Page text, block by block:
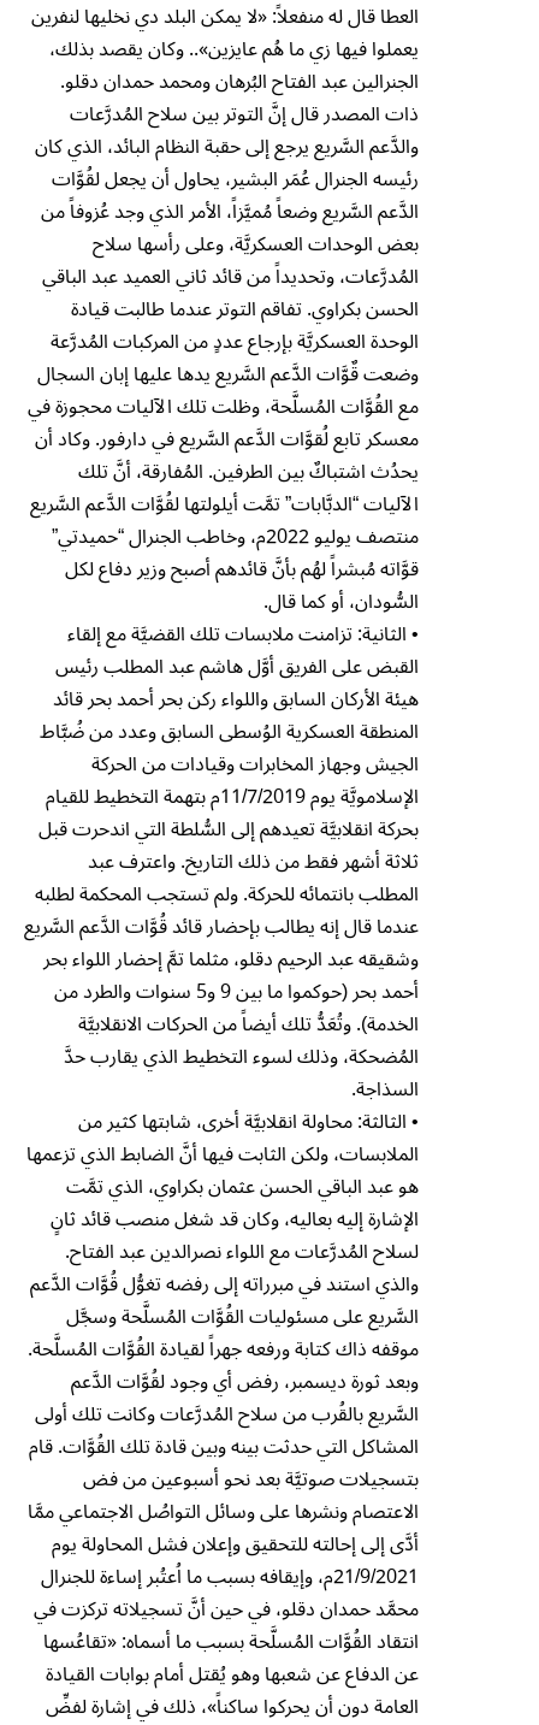
العطا قال له منفعلاً: «لا يمكن البلد دي نخليها لنفرين
يعملوا فيها زي ما هُم عايزين».. وكان يقصد بذلك،
الجنرالين عبد الفتاح البُرهان ومحمد حمدان دقلو.
ذات المصدر قال إنَّ التوتر بين سلاح المُدرَّعات
والدَّعم السَّريع يرجع إلى حقبة النظام البائد، الذي كان
رئيسه الجنرال عُمَر البشير، يحاول أن يجعل لقُوَّات
الدَّعم السَّريع وضعاً مُميَّزاً، الأمر الذي وجد عُزوفاً من
بعض الوحدات العسكريَّة، وعلى رأسها سلاح
المُدرَّعات، وتحديداً من قائد ثاني العميد عبد الباقي
الحسن بكراوي. تفاقم التوتر عندما طالبت قيادة
الوحدة العسكريَّة بإرجاع عددٍ من المركبات المُدرَّعة
وضعت قٌوَّات الدَّعم السَّريع يدها عليها إبان السجال
مع القُوَّات المُسلَّحة، وظلت تلك الآليات محجوزة في
معسكر تابع لُقوَّات الدَّعم السَّريع في دارفور. وكاد أن
يحدُث اشتباكٌ بين الطرفين. المُفارقة، أنَّ تلك
الآليات “الدبَّابات” تمَّت أيلولتها لقُوَّات الدَّعم السَّريع
منتصف يوليو 2022م، وخاطب الجنرال “حميدتي”
قوَّاته مُبشراً لهُم بأنَّ قائدهم أصبح وزير دفاع لكل
السُّودان، أو كما قال.
• الثانية: تزامنت ملابسات تلك القضيَّة مع إلقاء
القبض على الفريق أوَّل هاشم عبد المطلب رئيس
هيئة الأركان السابق واللواء ركن بحر أحمد بحر قائد
المنطقة العسكرية الوُسطى السابق وعدد من ضُبَّاط
الجيش وجهاز المخابرات وقيادات من الحركة
الإسلامويَّة يوم 11/7/2019م بتهمة التخطيط للقيام
بحركة انقلابيَّة تعيدهم إلى السُّلطة التي اندحرت قبل
ثلاثة أشهر فقط من ذلك التاريخ. واعترف عبد
المطلب بانتمائه للحركة. ولم تستجب المحكمة لطلبه
عندما قال إنه يطالب بإحضار قائد قُوَّات الدَّعم السَّريع
وشقيقه عبد الرحيم دقلو، مثلما تمَّ إحضار اللواء بحر
أحمد بحر (حوكموا ما بين 9 و5 سنوات والطرد من
الخدمة). وتُعَدُّ تلك أيضاً من الحركات الانقلابيَّة
المُضحكة، وذلك لسوء التخطيط الذي يقارب حدَّ
السذاجة.
• الثالثة: محاولة انقلابيَّة أخرى، شابتها كثير من
الملابسات، ولكن الثابت فيها أنَّ الضابط الذي تزعمها
هو عبد الباقي الحسن عثمان بكراوي، الذي تمَّت
الإشارة إليه بعاليه، وكان قد شغل منصب قائد ثانٍ
لسلاح المُدرَّعات مع اللواء نصرالدين عبد الفتاح.
والذي استند في مبرراته إلى رفضه تغوُّل قُوَّات الدَّعم
السَّريع على مسئوليات القُوَّات المُسلَّحة وسجَّل
موقفه ذاك كتابة ورفعه جهراً لقيادة القُوَّات المُسلَّحة.
وبعد ثورة ديسمبر، رفض أي وجود لقُوَّات الدَّعم
السَّريع بالقُرب من سلاح المُدرَّعات وكانت تلك أولى
المشاكل التي حدثت بينه وبين قادة تلك القُوَّات. قام
بتسجيلات صوتيَّة بعد نحو أسبوعين من فض
الاعتصام ونشرها على وسائل التواصُل الاجتماعي ممَّا
أدَّى إلى إحالته للتحقيق وإعلان فشل المحاولة يوم
21/9/2021م، وإيقافه بسبب ما اُعتُبر إساءة للجنرال
محمَّد حمدان دقلو، في حين أنَّ تسجيلاته تركزت في
انتقاد القُوَّات المُسلَّحة بسبب ما أسماه: «تقاعُسها
عن الدفاع عن شعبها وهو يُقتل أمام بوابات القيادة
العامة دون أن يحركوا ساكناً»، ذلك في إشارة لفضِّ